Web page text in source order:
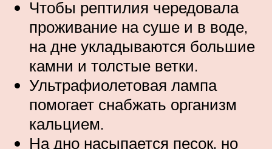
Чтобы рептилия чередовала
проживание на суше и в воде,
на дне укладываются большие
камни и толстые ветки.
Ультрафиолетовая лампа
помогает снабжать организм
кальцием.
На дно насыпается песок, но